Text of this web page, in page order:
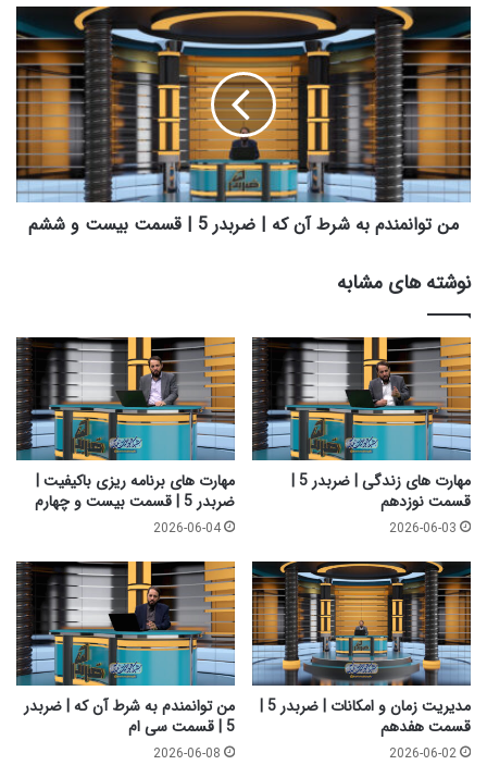
م
ه
ر
ی
ز
ی
ب
ا
ک
ت
|
ض
ر
ب
د
ر
5
|
ق
س
م
ت
ب
ی
س
ت
و
چ
ه
ا
م
ن
ت
و
ا
ن
م
ن
د
ه
ش
ر
ط
آ
ن
ک
ه
|
ض
ر
ب
ر
5
|
ق
س
م
ت
ب
ی
من توانمندم به شرط آن که | ضربدر 5 | قسمت بیست و ششم
نوشته های مشابه
مهارت های زندگی | ضربدر 5 |
قسمت نوزدهم
2026-06-03
مهارت های برنامه ریزی باکیفیت |
ضربدر 5 | قسمت بیست و چهارم
2026-06-04
مدیریت زمان و امکانات | ضربدر 5 |
قسمت هفدهم
2026-06-02
من توانمندم به شرط آن که | ضربدر
5 | قسمت سی ام
2026-06-08